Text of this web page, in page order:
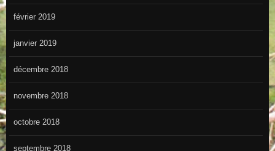
février 2019
janvier 2019
décembre 2018
novembre 2018
octobre 2018
septembre 2018